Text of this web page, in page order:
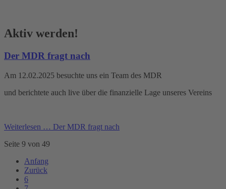
Aktiv werden!
Der MDR fragt nach
Am 12.02.2025 besuchte uns ein Team des MDR
und berichtete auch live über die finanzielle Lage unseres Vereins
Weiterlesen … Der MDR fragt nach
Seite 9 von 49
Anfang
Zurück
6